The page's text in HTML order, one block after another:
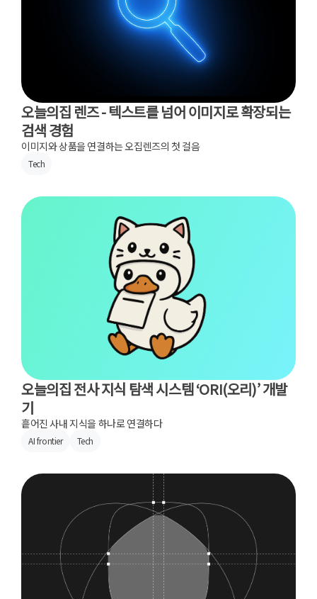
오늘의집 렌즈 - 텍스트를 넘어 이미지로 확장되는
검색 경험
이미지와 상품을 연결하는 오집렌즈의 첫 걸음
Tech
오늘의집 전사 지식 탐색 시스템 ‘ORI(오리)’ 개발
기
흩어진 사내 지식을 하나로 연결하다
AI frontier Tech